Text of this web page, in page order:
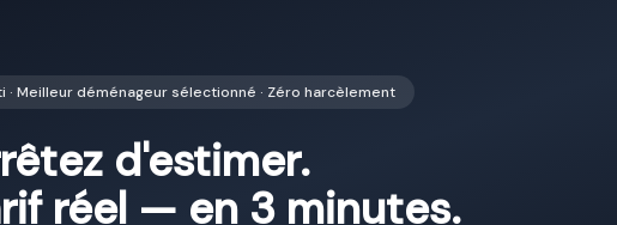
· Meilleur déménageur sélectionné · Zéro harcèlement
d'estimer.
réel — en 3 minutes.